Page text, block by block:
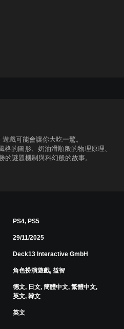
戲可能會讓你大吃一驚。
格的圖形、奶油滑順般的物理原理、
謎題機制與科幻般的故事。
PS4, PS5
29/11/2025
Deck13 Interactive GmbH
角色扮演遊戲, 益智
德文, 日文, 簡體中文, 繁體中文,
英文, 韓文
英文